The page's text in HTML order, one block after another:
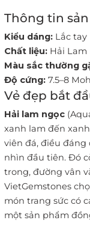
Thông tin
Kiểu dáng: Lắc tay
Chất liệu: Hải Lam
Màu sắc thường
Độ cứng: 7.5–8
Vẻ đẹp bắt
Hải lam ngọc
xanh lam đến
viên đá, điều đáng
nhìn đầu tiên. Đó
trong, đường vân
VietGemstones
món trang sức có
một sản phẩm